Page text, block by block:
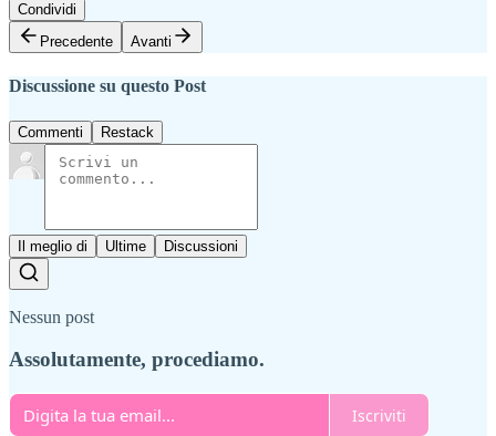
Condividi
Precedente
Avanti
Discussione su questo Post
Commenti Restack
Il meglio di Ultime Discussioni
Nessun post
Assolutamente, procediamo.
Iscriviti